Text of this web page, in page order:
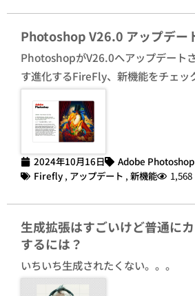
Photoshop V26.0 アップデー
PhotoshopがV26.0へアップデート
す進化するFireFly、新機能をチェッ
2024年10月16日
Adobe Photoshop
Firefly , アップデート , 新機能 1,568
生成拡張はすごいけど普通に
するには？
いちいち生成されたくない。。。